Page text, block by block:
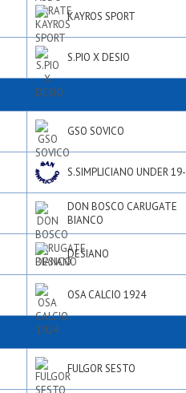
KAYROS SPORT
S.PIO X DESIO
GSO SOVICO
S.SIMPLICIANO UNDER
DON BOSCO CARUGATE
BIANCO
DESIANO
OSA CALCIO 1924
FULGOR SESTO